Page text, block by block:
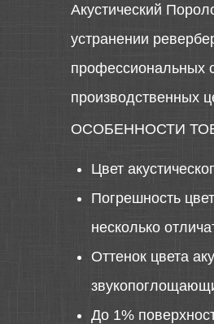
Акустический
устранении
профессиональных
производственных
ОСОБЕННОСТИ
Цвет
Погрешность
несколько
Оттенок цвета
До 1%